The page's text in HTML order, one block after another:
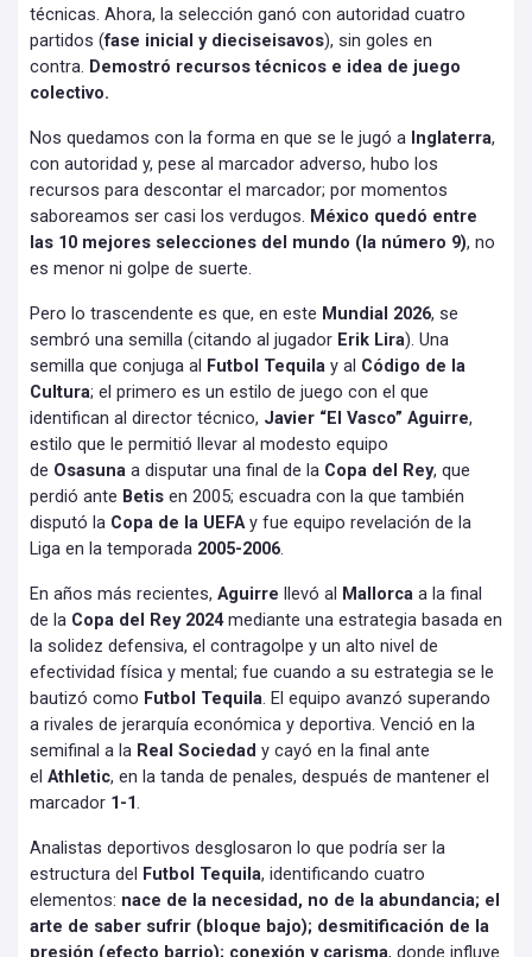
técnicas. Ahora, la selección ganó con autoridad cuatro
partidos (fase inicial y dieciseisavos), sin goles en
contra. Demostró recursos técnicos e idea de juego
colectivo.
Nos quedamos con la forma en que se le jugó a Inglaterra,
con autoridad y, pese al marcador adverso, hubo los
recursos para descontar el marcador; por momentos
saboreamos ser casi los verdugos. México quedó entre
las 10 mejores selecciones del mundo (la número 9), no
es menor ni golpe de suerte.
Pero lo trascendente es que, en este Mundial 2026, se
sembró una semilla (citando al jugador Erik Lira). Una
semilla que conjuga al Futbol Tequila y al Código de la
Cultura; el primero es un estilo de juego con el que
identifican al director técnico, Javier “El Vasco” Aguirre,
estilo que le permitió llevar al modesto equipo
de Osasuna a disputar una final de la Copa del Rey, que
perdió ante Betis en 2005; escuadra con la que también
disputó la Copa de la UEFAy fue equipo revelación de la
Liga en la temporada 2005-2006.
En años más recientes, Aguirre llevó al Mallorca a la final
de la Copa del Rey 2024mediante una estrategia basada en
la solidez defensiva, el contragolpe y un alto nivel de
efectividad física y mental; fue cuando a su estrategia se le
bautizó como Futbol Tequila. El equipo avanzó superando
a rivales de jerarquía económica y deportiva. Venció en la
semifinal a la Real Sociedad y cayó en la final ante
el Athletic, en la tanda de penales, después de mantener el
marcador 1-1.
Analistas deportivos desglosaron lo que podría ser la
estructura del
Futbol Tequila, identificando cuatro
elementos: nace de la necesidad, no de la abundancia; el
arte de saber sufrir (bloque bajo); desmitificación de la
presión (efecto barrio); conexión y carisma, donde influye